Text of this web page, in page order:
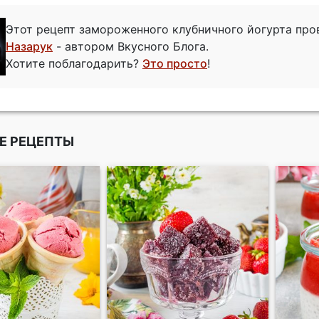
Этот рецепт замороженного клубничного йогурта
Назарук - автором Вкусного Блога.
Хотите поблагодарить? Это просто!
РЕЦЕПТЫ